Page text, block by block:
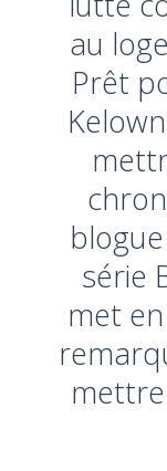
au
Prêt
série
met
mettre